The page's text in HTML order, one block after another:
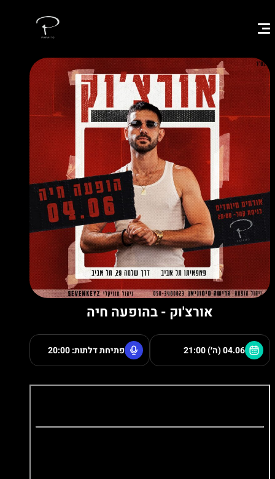
אורצ'וק - בהופעה חיה
04.06 (ה׳) 21:00 פתיחת דלתות: 20:00